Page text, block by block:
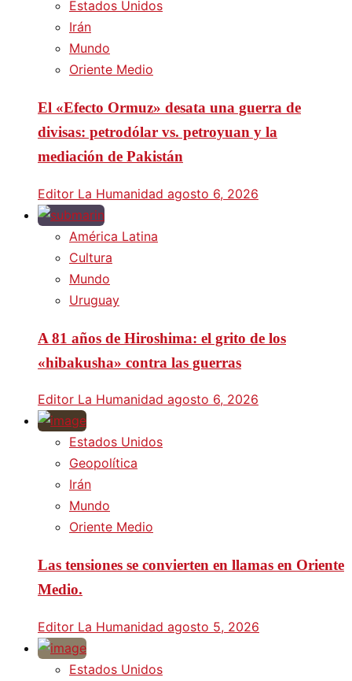
Estados Unidos
Irán
Mundo
Oriente Medio
El «Efecto Ormuz» desata una guerra de
divisas: petrodólar vs. petroyuan y la
mediación de Pakistán
Editor La Humanidad agosto 6, 2026
América Latina
Cultura
Mundo
Uruguay
A 81 años de Hiroshima: el grito de los
«hibakusha» contra las guerras
Editor La Humanidad agosto 6, 2026
Estados Unidos
Geopolítica
Irán
Mundo
Oriente Medio
Las tensiones se convierten en llamas en Oriente
Medio.
Editor La Humanidad agosto 5, 2026
Estados Unidos